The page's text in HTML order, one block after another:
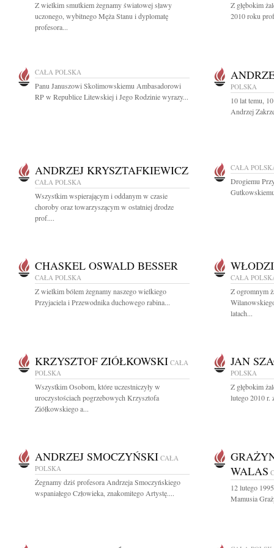
Z wielkim smutkiem żegnamy światowej sławy
uczonego, wybitnego Męża Stanu i dyplomatę
profesora...
Z głębokim
2010 roku
CAŁA POLSKA
Panu Januszowi Skolimowskiemu Ambasadorowi
RP w Republice Litewskiej i Jego Rodzinie wyrazy...
POLSKA
10 lat temu,
Andrzej
ANDRZEJ KRYSZTAFKIEWICZ
CAŁA POLSKA
Wszystkim wspierającym i oddanym w czasie
choroby oraz towarzyszącym w ostatniej drodze
prof....
CAŁA
Drogiemu
CHASKEL OSWALD BESSER
CAŁA POLSKA
Z wielkim bólem żegnamy naszego wielkiego
Przyjaciela i Przewodnika duchowego rabina...
CAŁA
Z ogromnym
latach...
KRZYSZTOF ZIÓŁKOWSKI CAŁA
POLSKA
Wszystkim Osobom, które uczestniczyły w
uroczystościach pogrzebowych Krzysztofa
Ziółkowskiego a...
JAN
POLSKA
Z głębokim
lutego 2010 r.
ANDRZEJ SMOCZYŃSKI CAŁA
POLSKA
Żegnamy dziś profesora Andrzeja Smoczyńskiego
wspaniałego Człowieka, znakomitego Artystę....
WALAS
12 lutego
Mamusia